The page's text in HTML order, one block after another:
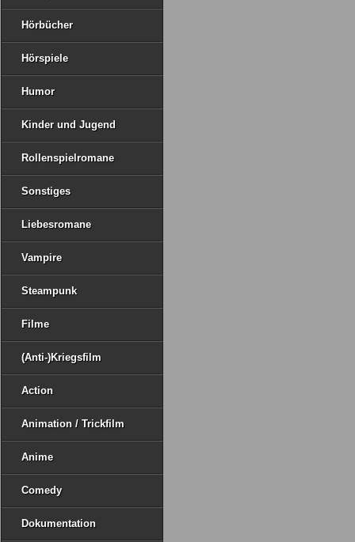
Hörbücher
Hörspiele
Humor
Kinder und Jugend
Rollenspielromane
Sonstiges
Liebesromane
Vampire
Steampunk
Filme
(Anti-)Kriegsfilm
Action
Animation / Trickfilm
Anime
Comedy
Dokumentation